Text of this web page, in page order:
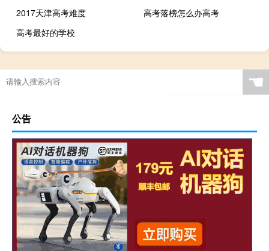
2017天津高考难度
高考落榜怎么办高考
高考最好的学校
☚
公告